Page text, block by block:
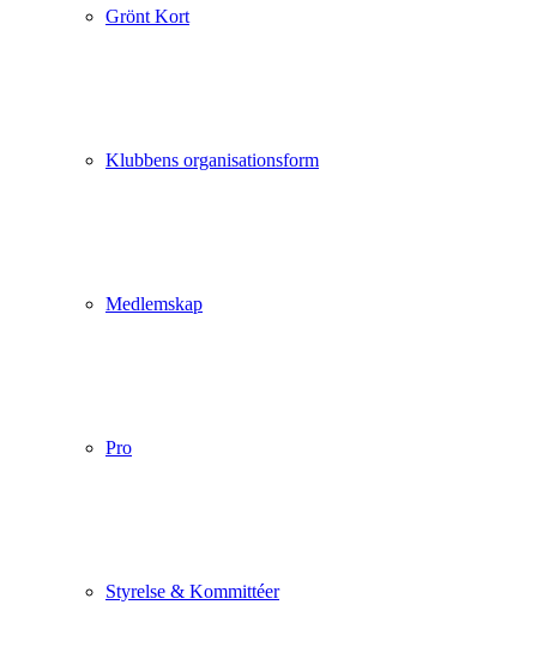
Grönt Kort
Klubbens organisationsform
Medlemskap
Pro
Styrelse & Kommittéer